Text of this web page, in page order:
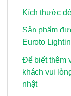
Kích thước
Sản phẩm
Euroto
Để biết thêm
khách vui
nhật